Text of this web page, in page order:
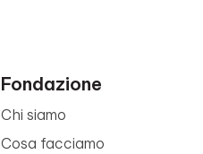
Fondazione
Chi siamo
Cosa facciamo